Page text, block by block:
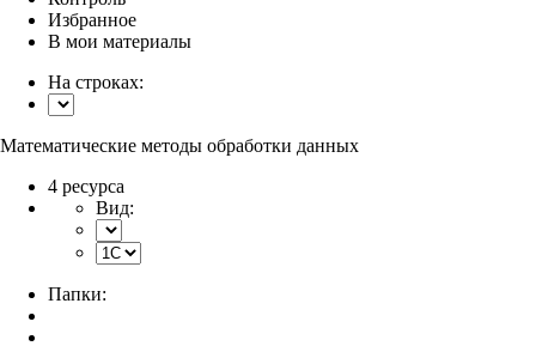
Избранное
В мои материалы
На строках:
Математические методы обработки данных
4 ресурса
Вид:
Папки: